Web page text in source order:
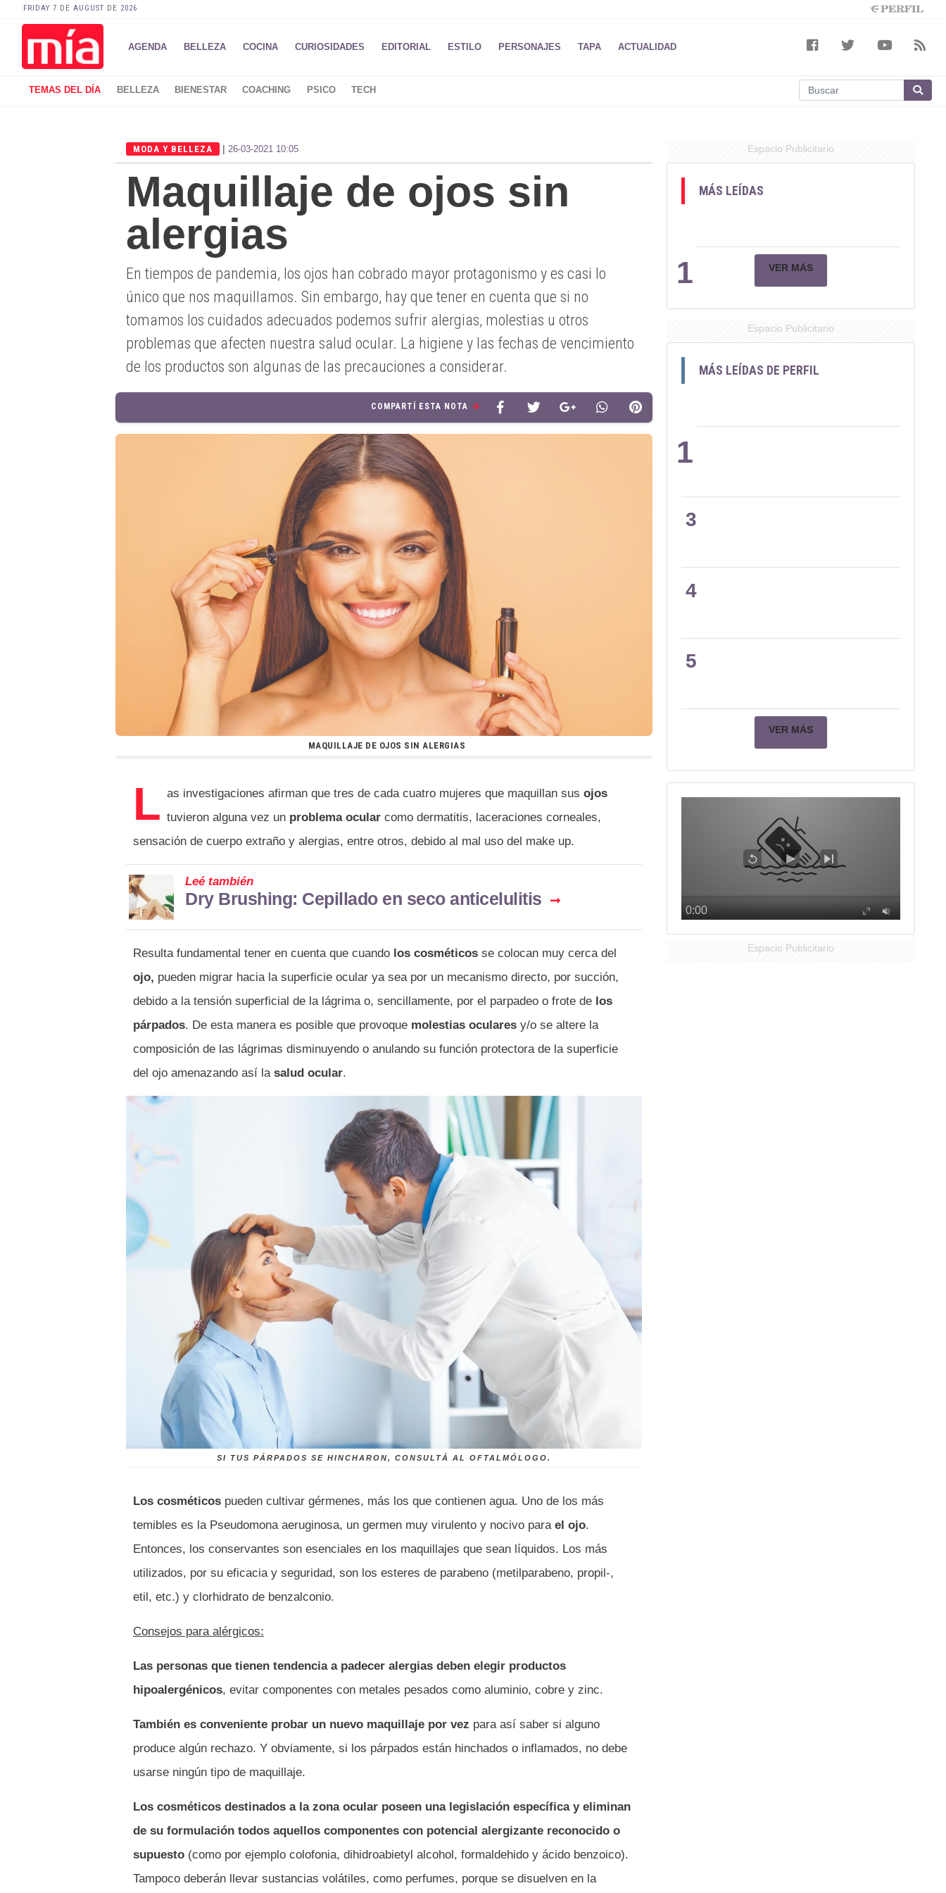
FRIDAY 7 DE AUGUST DE 2026
AGENDA BELLEZA COCINA CURIOSIDADES EDITORIAL ESTILO PERSONAJES TAPA ACTUALIDAD
TEMAS DEL DÍA BELLEZA BIENESTAR COACHING PSICO TECH
MODA Y BELLEZA | 26-03-2021 10:05
Maquillaje de ojos sin
alergias
En tiempos de pandemia, los ojos han cobrado mayor protagonismo y es casi lo
único que nos maquillamos. Sin embargo, hay que tener en cuenta que si no
tomamos los cuidados adecuados podemos sufrir alergias, molestias u otros
problemas que afecten nuestra salud ocular. La higiene y las fechas de vencimiento
de los productos son algunas de las precauciones a considerar.
COMPARTÍ ESTA NOTA
MAQUILLAJE DE OJOS SIN ALERGIAS
L as investigaciones afirman que tres de cada cuatro mujeres que maquillan sus ojos
tuvieron alguna vez un problema ocular como dermatitis, laceraciones corneales,
sensación de cuerpo extraño y alergias, entre otros, debido al mal uso del make up.
Leé también
Dry Brushing: Cepillado en seco anticelulitis
Resulta fundamental tener en cuenta que cuando los cosméticos se colocan muy cerca del
ojo, pueden migrar hacia la superficie ocular ya sea por un mecanismo directo, por succión,
debido a la tensión superficial de la lágrima o, sencillamente, por el parpadeo o frote de los
párpados. De esta manera es posible que provoque molestias oculares y/o se altere la
composición de las lágrimas disminuyendo o anulando su función protectora de la superficie
del ojo amenazando así la salud ocular.
SI TUS PÁRPADOS SE HINCHARON, CONSULTÁ AL OFTALMÓLOGO.
Los cosméticos pueden cultivar gérmenes, más los que contienen agua. Uno de los más
temibles es la Pseudomona aeruginosa, un germen muy virulento y nocivo parael ojo.
Entonces, los conservantes son esenciales en los maquillajes que sean líquidos. Los más
utilizados, por su eficacia y seguridad, son los esteres de parabeno (metilparabeno, propil-,
etil, etc.) y clorhidrato de benzalconio.
Consejos para alérgicos:
Las personas que tienen tendencia a padecer alergias deben elegir productos
hipoalergénicos, evitar componentes con metales pesados como aluminio, cobre y zinc.
También es conveniente probar un nuevo maquillaje por vez para así saber si alguno
produce algún rechazo. Y obviamente, si los párpados están hinchados o inflamados, no debe
usarse ningún tipo de maquillaje.
Los cosméticos destinados a la zona ocular poseen una legislación específica y eliminan
de su formulación todos aquellos componentes con potencial alergizante reconocido o
supuesto (como por ejemplo colofonia, dihidroabietyl alcohol, formaldehido y ácido benzoico).
Tampoco deberán llevar sustancias volátiles, como perfumes, porque se disuelven en la
Espacio Publicitario
MÁS LEÍDAS
1 VER MÁS
Espacio Publicitario
MÁS LEÍDAS DE PERFIL
1
2
3
4
5
VER MÁS
Espacio Publicitario